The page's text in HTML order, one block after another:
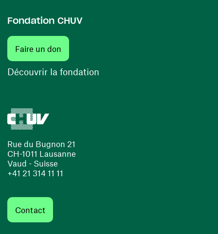
Rue du Bugnon 21
CH-1011 Lausanne
Vaud - Suisse
+41 21 314 11 11
Contact
Fondation CHUV
Faire un don
Découvrir la fondation